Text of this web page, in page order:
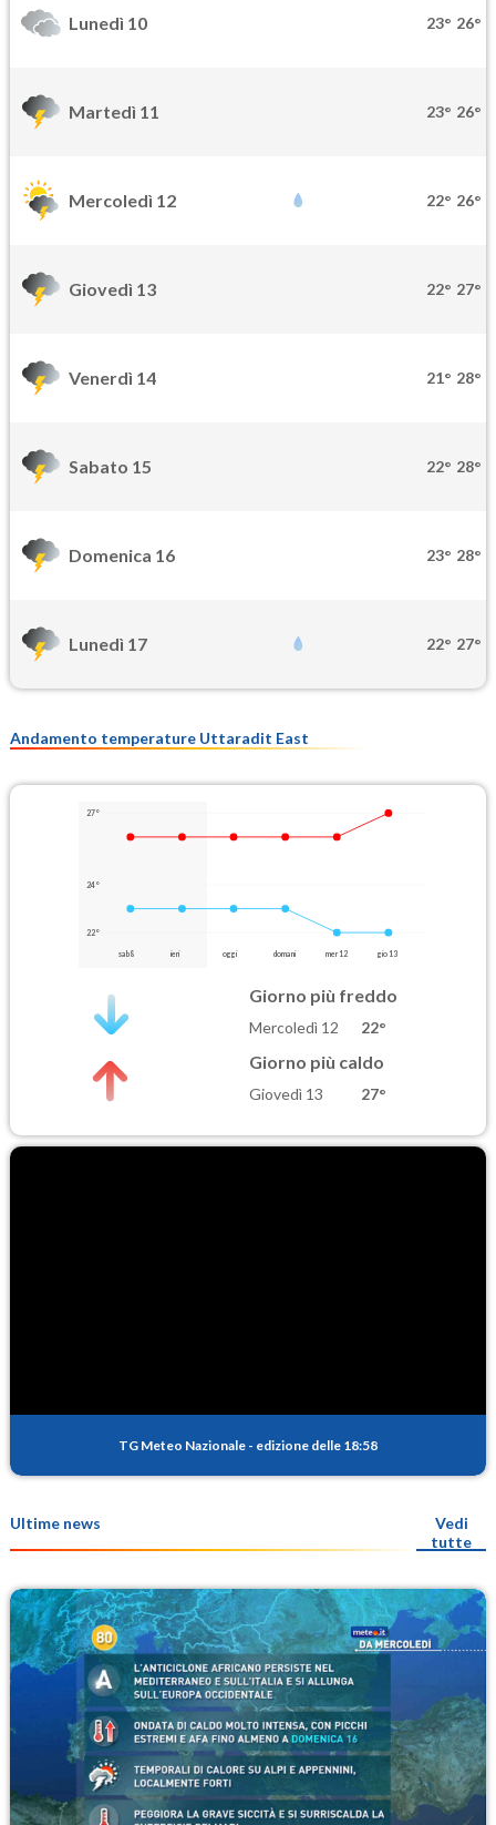
Lunedì 10 23° 26°
Martedì 11 23° 26°
Mercoledì 12 22° 26°
Giovedì 13 22° 27°
Venerdì 14 21° 28°
Sabato 15 22° 28°
Domenica 16 23° 28°
Lunedì 17 22° 27°
Andamento temperature Uttaradit East
27°
24°
22°
sab 8 ieri oggi domani mer 12 gio 13
Giorno più freddo
Mercoledì 12 22°
Giorno più caldo
Giovedì 13 27°
TG Meteo Nazionale - edizione delle 18:58
Ultime news
Vedi
tutte